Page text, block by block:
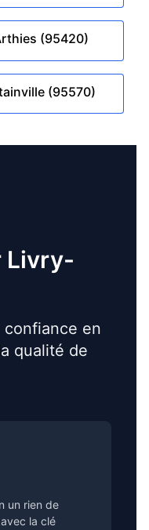
(95420)
(95570)
Livry-
en
qualité de
un rien de
la clé